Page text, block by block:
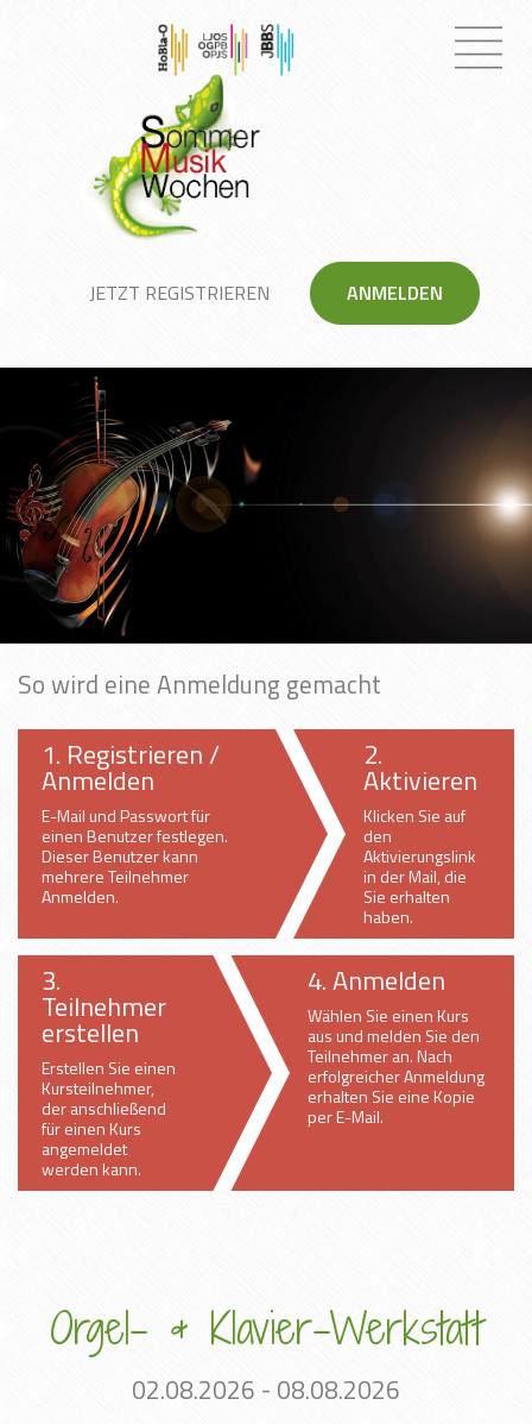
JETZT REGISTRIEREN ANMELDEN
So wird eine Anmeldung gemacht
1. Registrieren /
Anmelden
E-Mail und Passwort für
einen Benutzer festlegen.
Dieser Benutzer kann
mehrere Teilnehmer
Anmelden.
2.
Aktivieren
Klicken Sie auf
den
Aktivierungslink
in der Mail, die
Sie erhalten
haben.
3.
Teilnehmer
erstellen
Erstellen Sie einen
Kursteilnehmer,
der anschließend
für einen Kurs
angemeldet
werden kann.
4. Anmelden
Wählen Sie einen Kurs
aus und melden Sie den
Teilnehmer an. Nach
erfolgreicher Anmeldung
erhalten Sie eine Kopie
per E-Mail.
Orgel- & Klavier-Werkstatt
02.08.2026 - 08.08.2026